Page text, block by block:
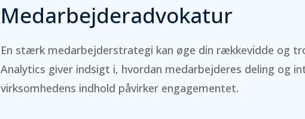
Medarbejderadvokatur
En stærk medarbejderstrategi kan øge din rækkevidde og
Analytics giver indsigt i, hvordan medarbejderes deling og
virksomhedens indhold påvirker engagementet.